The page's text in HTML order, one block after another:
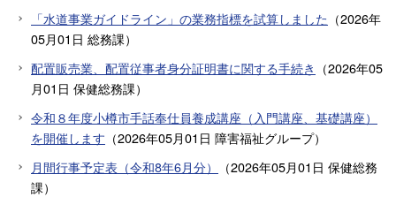
「水道事業ガイドライン」の業務指標を試算しました （2026年
05月01日 総務課）
配置販売業、配置従事者身分証明書に関する手続き （2026年05
月01日 保健総務課）
令和８年度小樽市手話奉仕員養成講座（入門講座、基礎講座）
を開催します （2026年05月01日 障害福祉グループ）
月間行事予定表（令和8年6月分）
（2026年05月01日 保健総務
課）